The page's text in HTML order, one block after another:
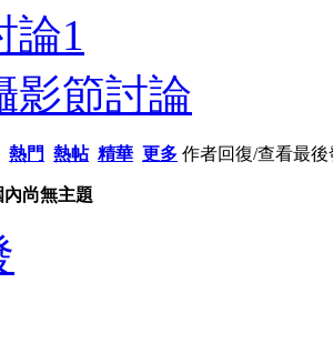
論1
影節討論
熱門 熱帖 精華 更多 作者回復/查看最後
尚無主題